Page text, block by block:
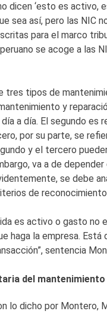
dicen ‘esto es activo,
sea así, pero las NIC
para el marco
se acoge a las
tres tipos de
y
a día. El segundo es
por su parte, se
y el tercero
va a de depender
se debe
de
es activo o gasto no
haga la empresa. Está
sentencia
del mantenimiento
lo dicho por Montero,